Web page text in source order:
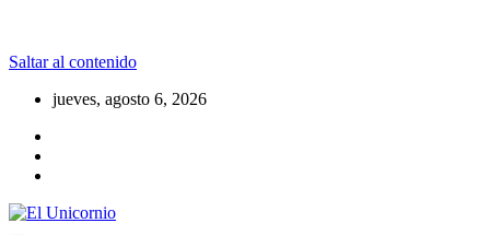
Saltar al contenido
jueves, agosto 6, 2026